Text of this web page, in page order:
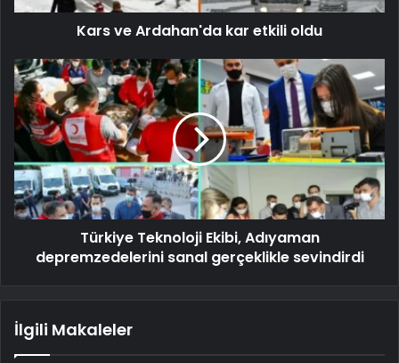
Kars ve Ardahan'da kar etkili oldu
Türkiye Teknoloji Ekibi, Adıyaman
depremzedelerini sanal gerçeklikle sevindirdi
İlgili Makaleler